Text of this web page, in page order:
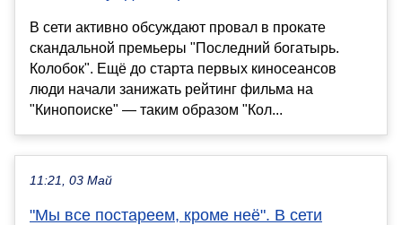
В сети активно обсуждают провал в прокате
скандальной премьеры "Последний богатырь.
Колобок". Ещё до старта первых киносеансов
люди начали занижать рейтинг фильма на
"Кинопоиске" — таким образом "Кол...
11:21, 03 Май
"Мы все постареем, кроме неё". В сети